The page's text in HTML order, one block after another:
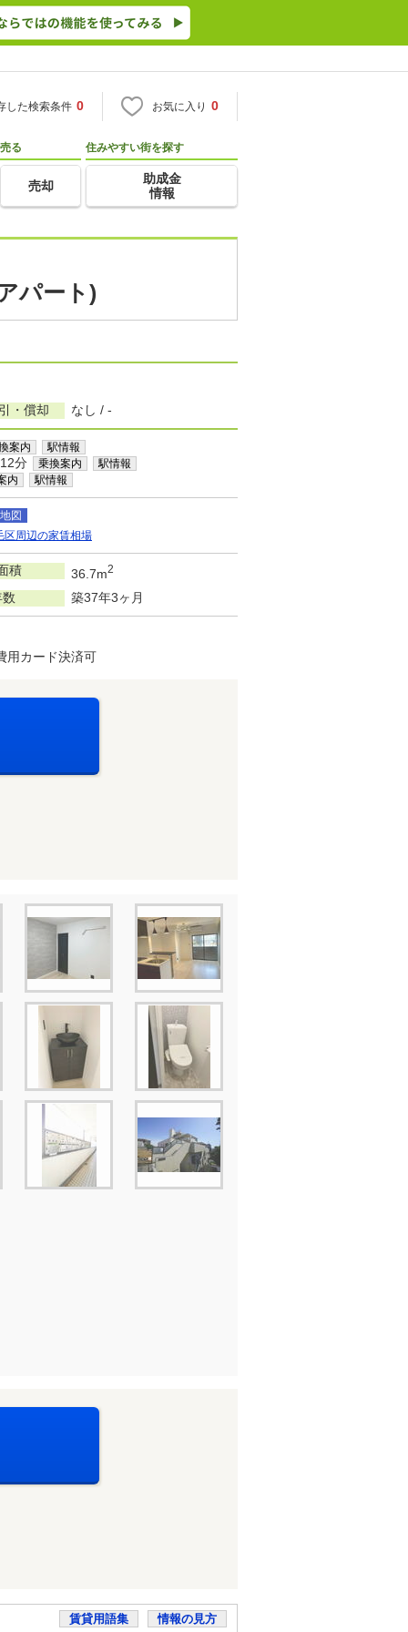
した検索条件 0 お気に入り 0
売る
売却
住みやすい街を探す
助成金
情報
パート)
・償却 なし / -
案内 駅情報
分 乗換案内 駅情報
内 駅情報
図
区周辺の家賃相場
積 36.7m2
築37年3ヶ月
用カード決済可
賃貸用語集 情報の見方